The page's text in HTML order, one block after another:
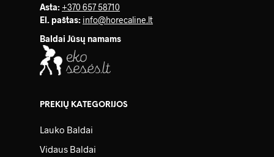
Asta: +370 657 58710
El. paštas: info@horecaline.lt
Baldai Jūsų namams
PREKIŲ KATEGORIJOS
Lauko Baldai
Vidaus Baldai